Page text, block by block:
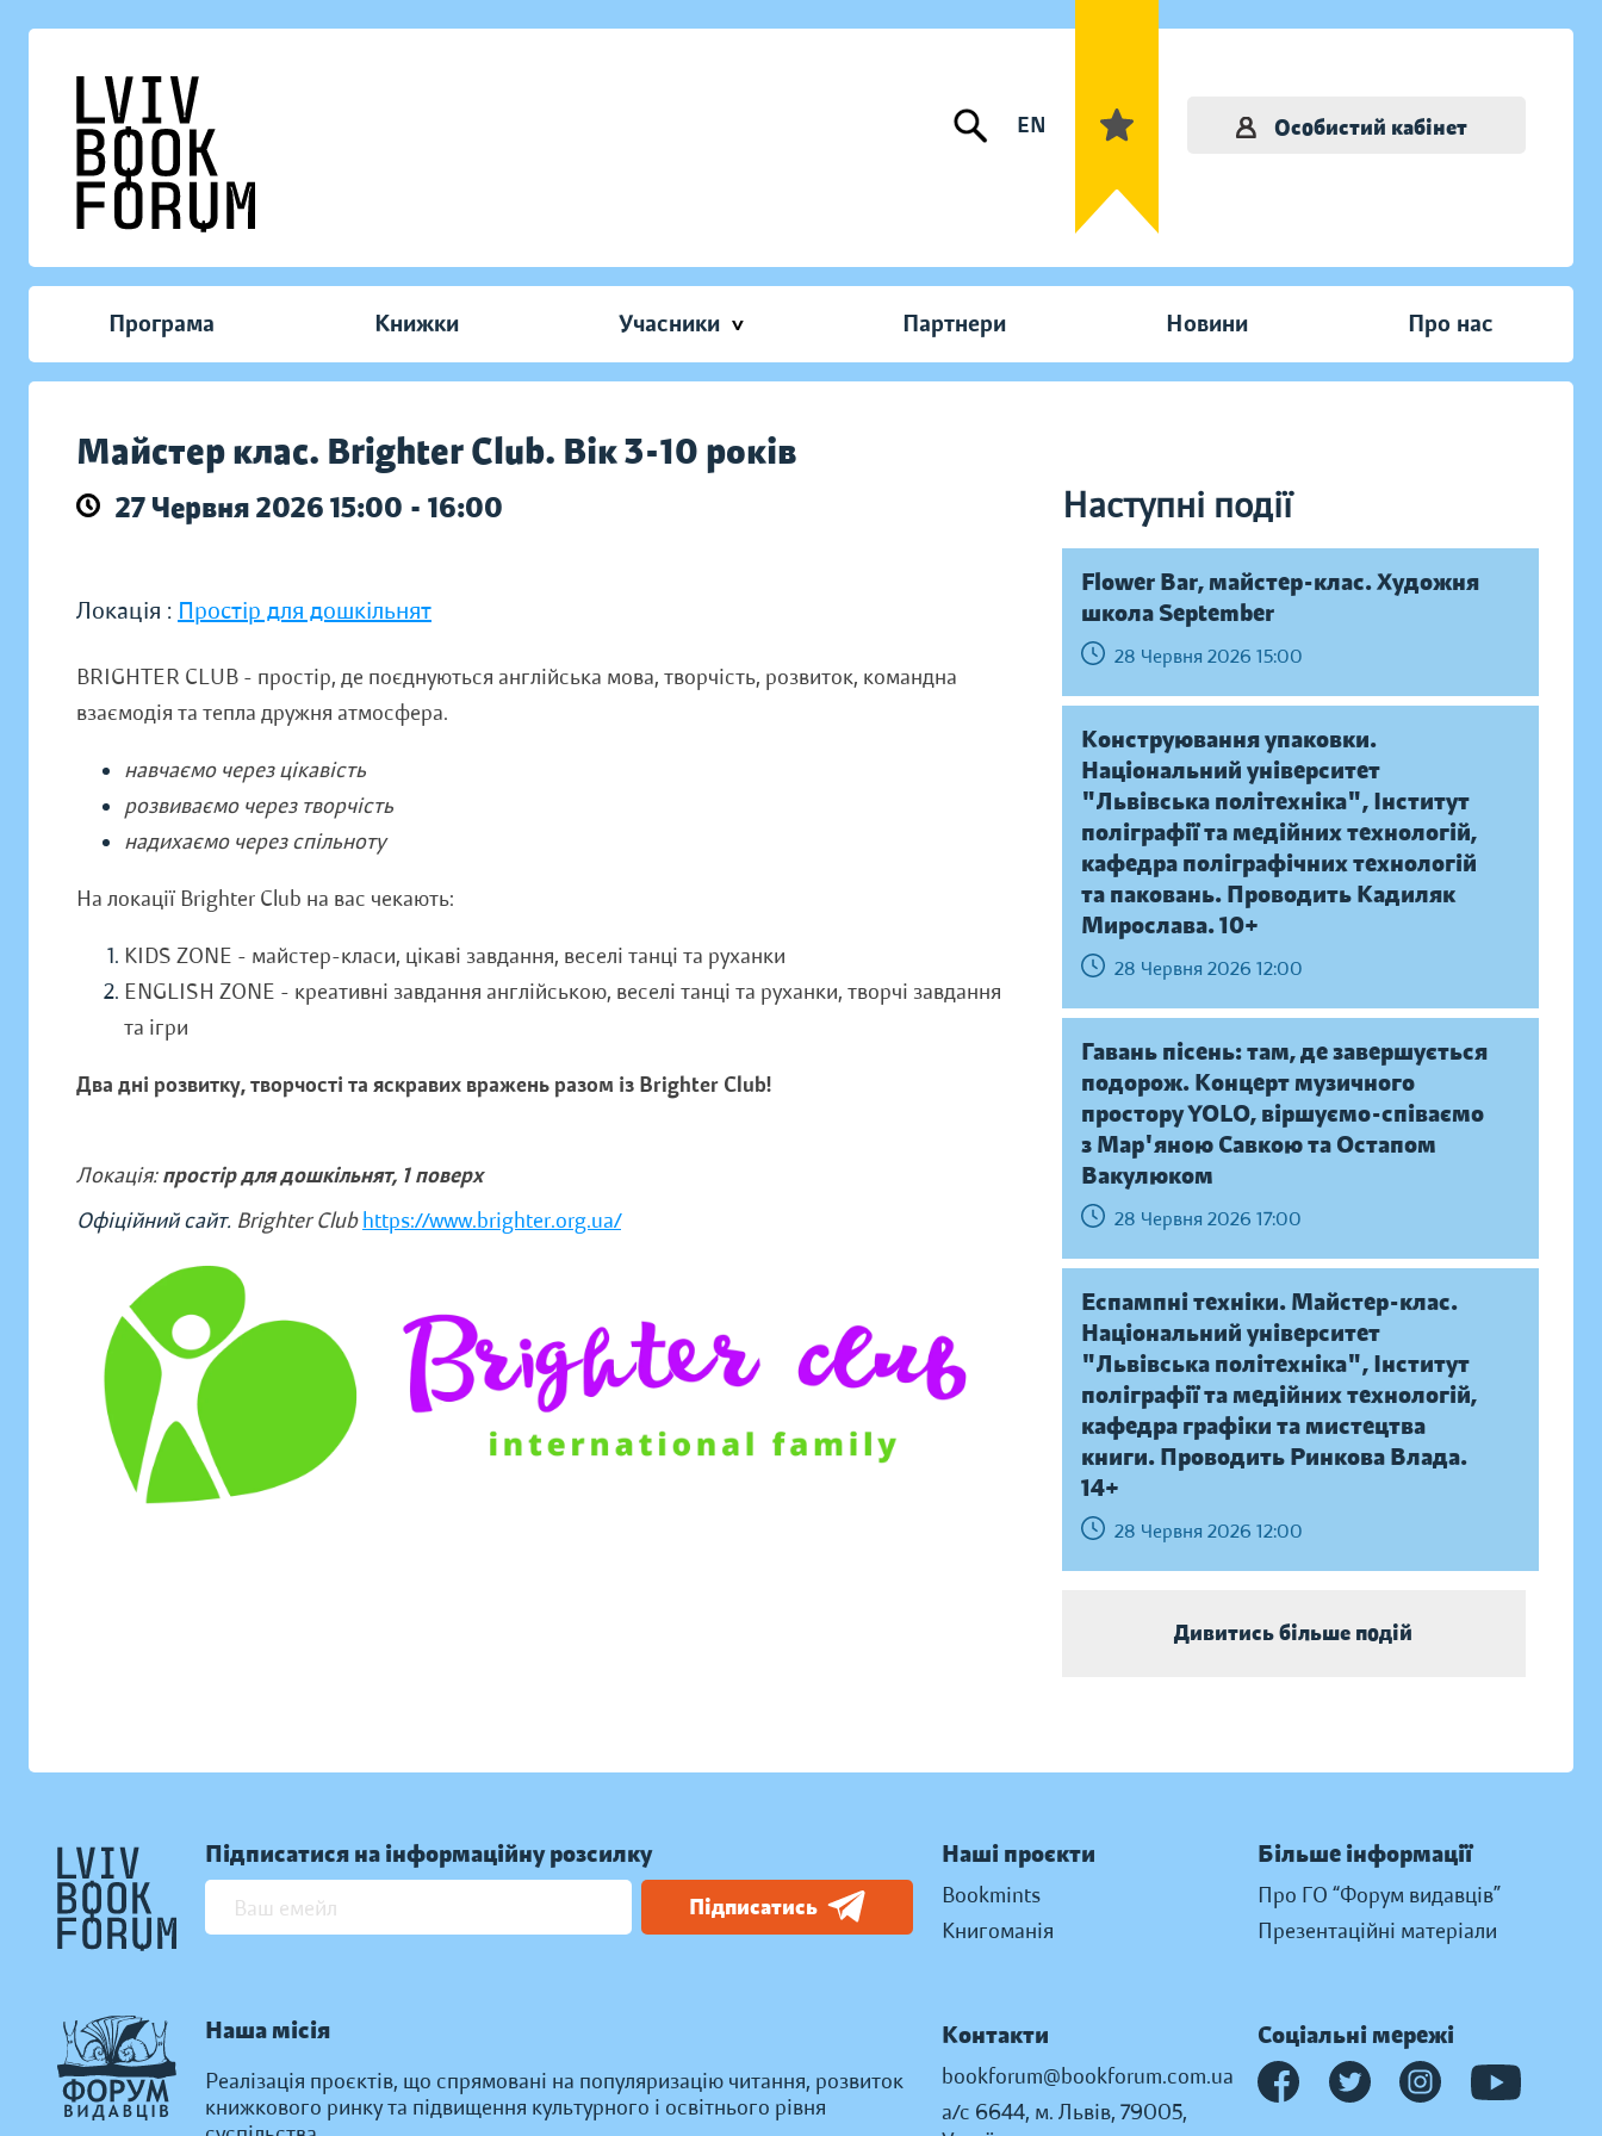
EN Особистий кабінет
Програма Книжки Учасники Партнери Новини Про нас
Майстер клас. Brighter Club. Вік 3-10 років
27 Червня 2026 15:00 - 16:00 Наступні події
Локація : Простір для дошкільнят
BRIGHTER CLUB - простір, де поєднуються англійська мова, творчість, розвиток, командна
взаємодія та тепла дружня атмосфера.
навчаємо через цікавість
розвиваємо через творчість
надихаємо через спільноту
На локації Brighter Club на вас чекають:
KIDS ZONE - майстер-класи, цікаві завдання, веселі танці та руханки
ENGLISH ZONE - креативні завдання англійською, веселі танці та руханки, творчі завдання
та ігри
Два дні розвитку, творчості та яскравих вражень разом із Brighter Club!
Локація:простір для дошкільнят, 1 поверх
Офіційний сайт. Brighter Club https://www.brighter.org.ua/
Flower Bar, майстер-клас. Художня
школа September
28 Червня 2026 15:00
Конструювання упаковки.
Національний університет
"Львівська політехніка", Інститут
поліграфії та медійних технологій,
кафедра поліграфічних технологій
та паковань. Проводить Кадиляк
Мирослава. 10+
28 Червня 2026 12:00
Гавань пісень: там, де завершується
подорож. Концерт музичного
простору YOLO, віршуємо-співаємо
з Мар'яною Савкою та Остапом
Вакулюком
28 Червня 2026 17:00
Еспампні техніки. Майстер-клас.
Національний університет
"Львівська політехніка", Інститут
поліграфії та медійних технологій,
кафедра графіки та мистецтва
книги. Проводить Ринкова Влада.
14+
28 Червня 2026 12:00
Дивитись більше подій
Підписатися на інформаційну розсилку
Підписатись
Наша місія
Реалізація проєктів, що спрямовані на популяризацію читання, розвиток
книжкового ринку та підвищення культурного і освітнього рівня
Наші проєкти
Bookmints
Книгоманія
Більше інформації
Про ГО “Форум видавців”
Презентаційні матеріали
Контакти
bookforum@bookforum.com.ua
а/с 6644, м. Львів, 79005,
Соціальні мережі